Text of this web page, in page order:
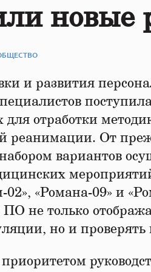
новые
и развития
отработки
реанимации. От
вариантов
«Романа-09» и
не только
но и проверять